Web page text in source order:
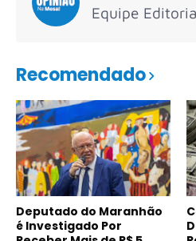
Equipe
Recomendado
Deputado do Maranhão
é Investigado Por